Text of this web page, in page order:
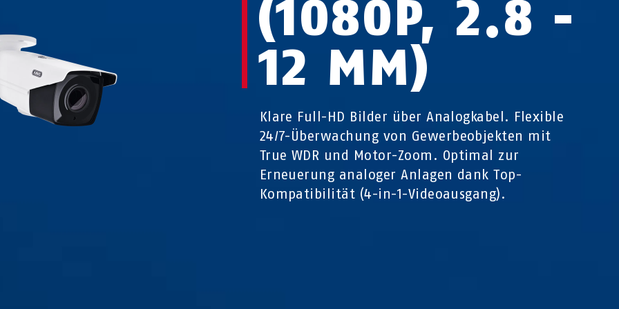
(1080P, 2.8 -
12 MM)
Klare Full-HD Bilder über Analogkabel. Flexible
24/7-Überwachung von Gewerbeobjekten mit
True WDR und Motor-Zoom. Optimal zur
Erneuerung analoger Anlagen dank Top-
Kompatibilität (4-in-1-Videoausgang).